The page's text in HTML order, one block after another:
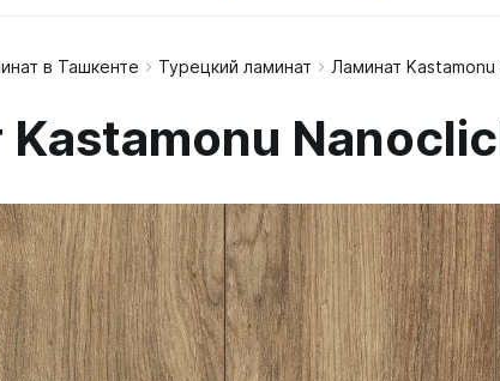
в Ташкенте Турецкий ламинат Ламинат
Kastamonu